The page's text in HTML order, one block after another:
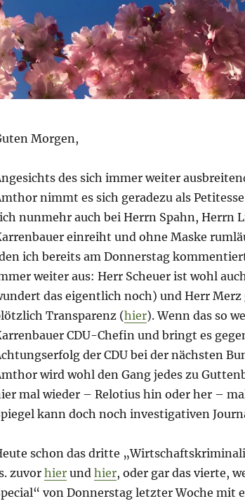
Morgen,
des sich immer weiter
nimmt es sich geradezu als
nunmehr auch bei Herrn Spahn, Herrn
einreiht und ohne Maske
ich bereits am Donnerstag
weiter aus: Herr Scheuer ist wohl
das eigentlich noch) und Herr
Transparenz (hier). Wenn das so
CDU-Chefin und bringt es
der CDU bei der nächsten
wird wohl den Gang jedes zu
mal wieder – Relotius hin oder her –
kann doch noch investigativen
schon das dritte
zuvor hierund hier, oder gar das vierte,
von Donnerstag letzter Woche mit